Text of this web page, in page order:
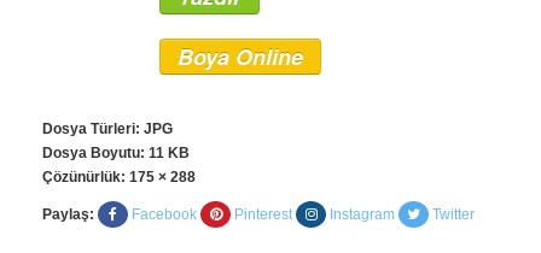
Boya Online
Dosya Türleri: JPG
Dosya Boyutu: 11 KB
Çözünürlük: 175 × 288
Paylaş: Facebook Pinterest Instagram Twitter